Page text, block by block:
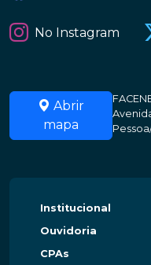
No Instagram
Abrir
mapa
Institucional
Ouvidoria
CPAs